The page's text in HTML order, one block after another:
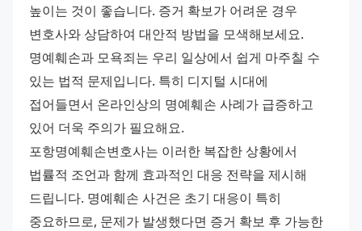
높이는 것이 좋습니다. 증거 확보가 어려운 경우
변호사와 상담하여 대안적 방법을 모색해보세요.
명예훼손과 모욕죄는 우리 일상에서 쉽게 마주칠 수
있는 법적 문제입니다. 특히 디지털 시대에
접어들면서 온라인상의 명예훼손 사례가 급증하고
있어 더욱 주의가 필요해요.
포항명예훼손변호사는 이러한 복잡한 상황에서
법률적 조언과 함께 효과적인 대응 전략을 제시해
드립니다. 명예훼손 사건은 초기 대응이 특히
중요하므로, 문제가 발생했다면 증거 확보 후 가능한